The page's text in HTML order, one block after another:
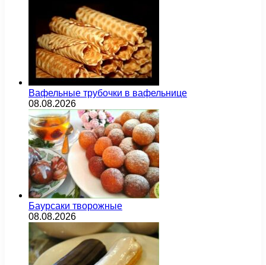
Вафельные трубочки в вафельнице
08.08.2026
Баурсаки творожные
08.08.2026